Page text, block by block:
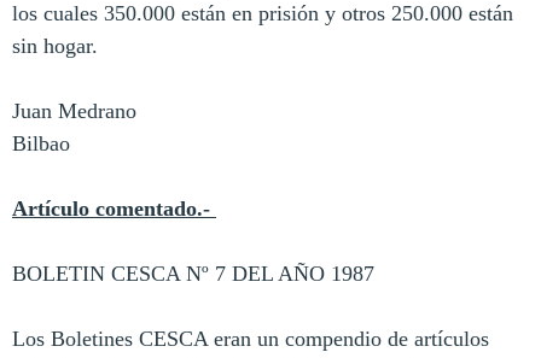
los cuales 350.000 están en prisión y otros 250.000 están
sin hogar.
Juan Medrano
Bilbao
Artículo comentado.-
BOLETIN CESCA Nº 7 DEL AÑO 1987
Los Boletines CESCA eran un compendio de artículos